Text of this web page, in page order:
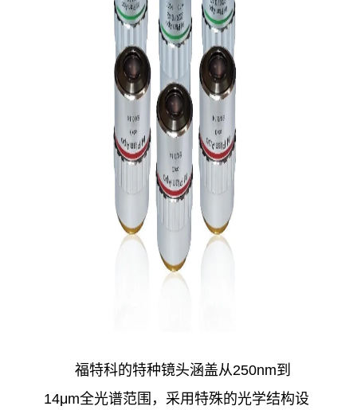
福特科的特种镜头涵盖从250nm到
14μm全光谱范围，采用特殊的光学结构设